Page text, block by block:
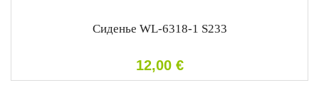
Сиденье WL-6318-1 S233
12,00 €